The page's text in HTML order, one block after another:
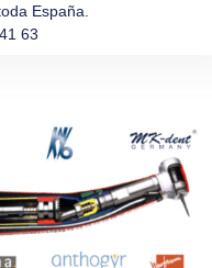
España.
63